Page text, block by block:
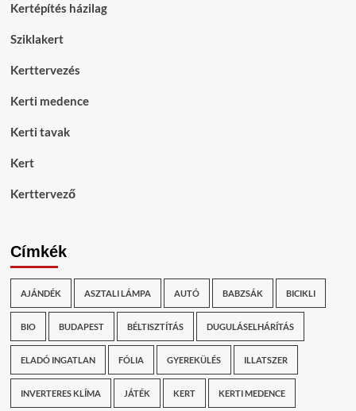
Kertépítés házilag
Sziklakert
Kerttervezés
Kerti medence
Kerti tavak
Kert
Kerttervező
Címkék
AJÁNDÉK ASZTALI LÁMPA AUTÓ BABZSÁK BICIKLI
BIO BUDAPEST BÉLTISZTÍTÁS DUGULÁSELHÁRÍTÁS
ELADÓ INGATLAN FÓLIA GYEREKÜLÉS ILLATSZER
INVERTERES KLÍMA JÁTÉK KERT KERTI MEDENCE